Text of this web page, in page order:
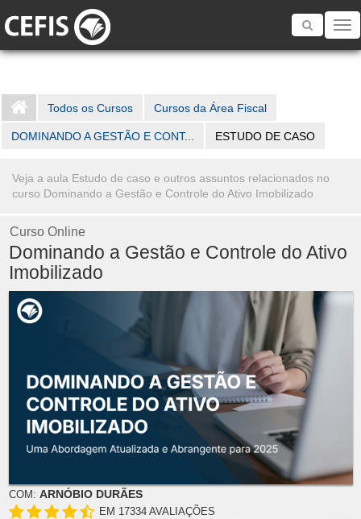
Toggle
Todos os Cursos Cursos da Área Fiscal
DOMINANDO A GESTÃO E CONT... ESTUDO DE CASO
Veja a aula Estudo de caso e outros assuntos relacionados no
curso Dominando a Gestão e Controle do Ativo Imobilizado
Curso Online
Dominando a Gestão e Controle do Ativo
Imobilizado
COM: ARNÓBIO DURÃES
EM 17334 AVALIAÇÕES